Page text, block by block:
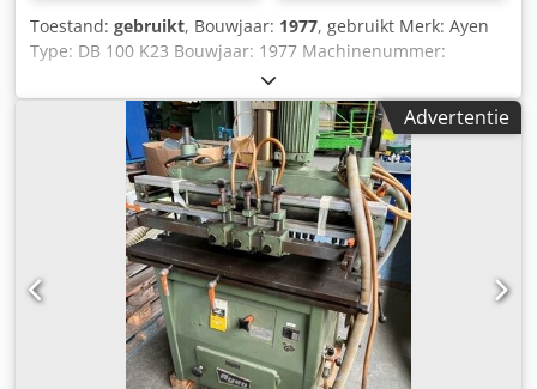
Toestand: gebruikt, Bouwjaar: 1977, gebruikt Merk: Ayen
Type: DB 100 K23 Bouwjaar: 1977 Machinenummer:
751212 Aantal spindels: 23 Aantal boorbalken: 1 Boren van
bovenaf Pneumatisch zwenkbaar Hydraulische
aanvoerrem Boorkop opname Ø 10 mm Klemmen: 3 stuks
Raster: 32 mm Benodigde ruimte ca. LxBxH: 1200 x 800 x
1600 mm Gewicht ca. 370 kg Chodpfx Aqsvwgagjqea Totale
aansluitwaarde: 2,2 kW Locatie magazijn: 97447
Gerolzhofen Overdracht in de huidige staat zoals
bezichtigd - vrij geladen -
Advertentie